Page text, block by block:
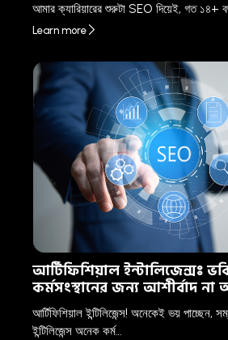
আমার ক্যারিয়ারের শুরুটা SEO দিয়েই, গত ১৪+
Learn more
আর্টিফিশিয়াল ইন্টালিজেন্সঃ
কর্মসংস্থানের জন্য আশীর্বাদ না
আর্টিফিশিয়াল ইন্টিলিজেন্স! অনেকেই ভয় পাচ্ছেন,
ইন্টিলিজেন্স অনেক কর্ম…